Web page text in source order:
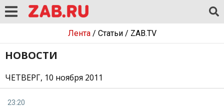
Лента/ Статьи/ ZAB.TV
НОВОСТИ
ЧЕТВЕРГ, 10 ноября 2011
23:20